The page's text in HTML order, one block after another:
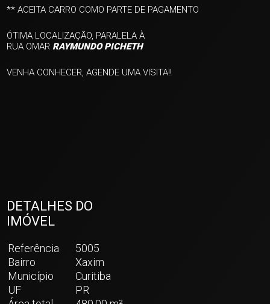
+ 5
ver mais fotos
** ACEITA CARRO COMO PARTE DE PAGAMENTO
ÓTIMA LOCALIZAÇÃO, PARALELA À
RUA OMAR RAYMUNDO PICHETH
VENHA CONHECER, AGENDE UMA VISITA!!
DETALHES DO
IMÓVEL
Referência
5005
Bairro
Xaxim
Município
Curitiba
UF
PR